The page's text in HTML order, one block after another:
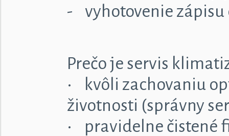
- vyhotovenie zápisu
Prečo je servis
• kvôli zachovaniu
životnosti (správny
• pravidelne čistené